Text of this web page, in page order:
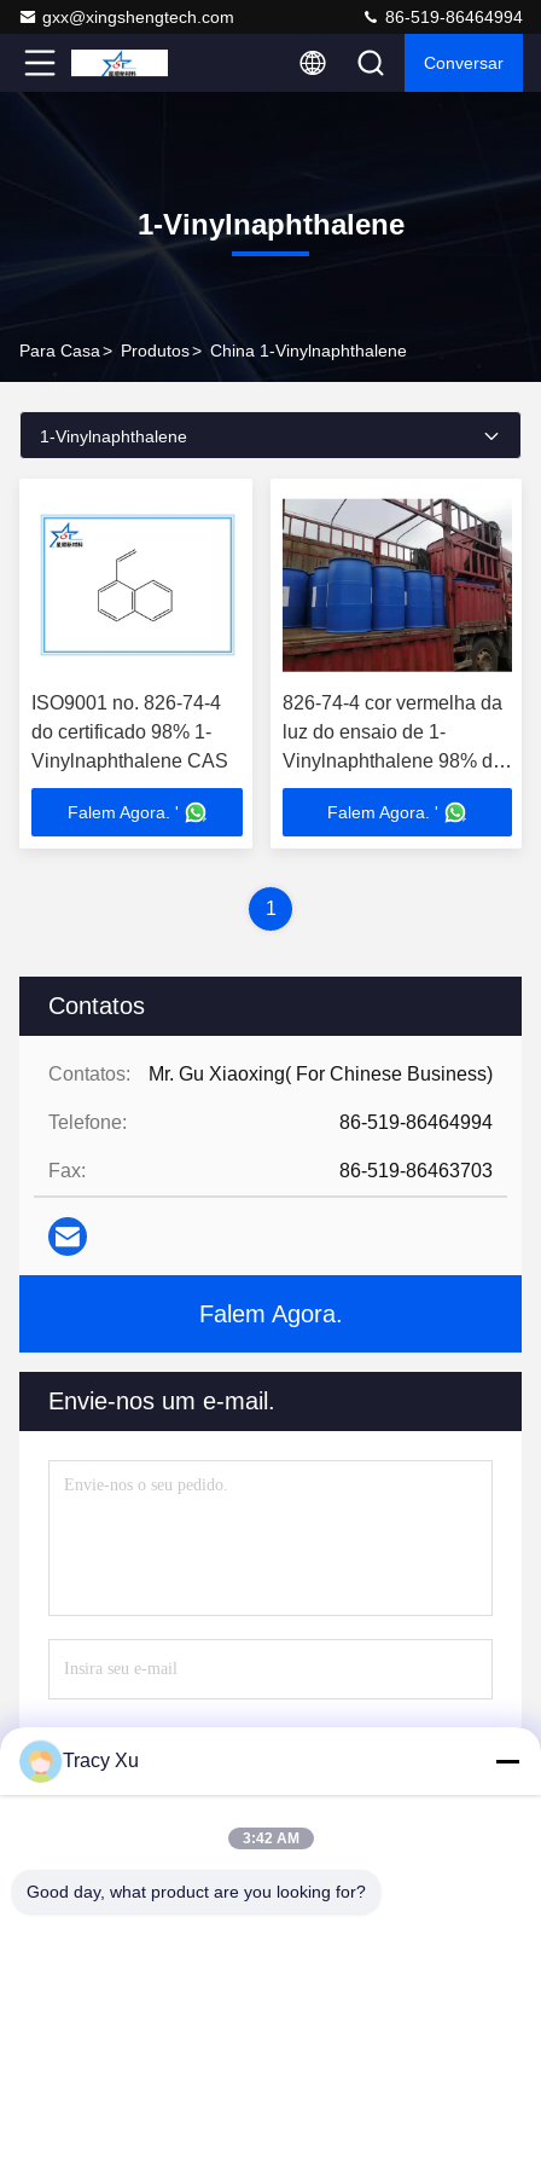
gxx@xingshengtech.com 86-519-86464994
Conversar
1-Vinylnaphthalene
Para Casa> Produtos> China 1-Vinylnaphthalene
Contatos
Contatos: Mr. Gu Xiaoxing( For Chinese Business)
Telefone: 86-519-86464994
Fax: 86-519-86463703
Falem Agora.
Envie-nos um e-mail.
1-Vinylnaphthalene
ISO9001 no. 826-74-4
do certificado 98% 1-
Vinylnaphthalene CAS
Falem Agora. '
826-74-4 cor vermelha da
luz do ensaio de 1-
Vinylnaphthalene 98% de
China
Falem Agora. '
1
Tracy Xu
3:42 AM
Good day, what product are you looking for?